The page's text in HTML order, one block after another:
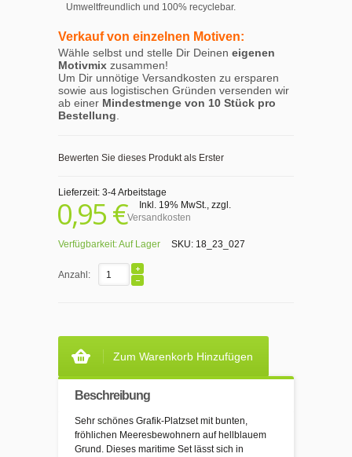
Umweltfreundlich und 100% recyclebar.
Verkauf von einzelnen Motiven:
Wähle selbst und stelle Dir Deinen eigenen
Motivmix zusammen!
Um Dir unnötige Versandkosten zu ersparen
sowie aus logistischen Gründen versenden wir
ab einer Mindestmenge von 10 Stück pro
Bestellung.
Bewerten Sie dieses Produkt als Erster
Lieferzeit: 3-4 Arbeitstage
0,95 € Inkl. 19% MwSt., zzgl.
Versandkosten
Verfügbarkeit:Auf Lager SKU: 18_23_027
Anzahl:
Zum Warenkorb Hinzufügen
Beschreibung
Sehr schönes Grafik-Platzset mit bunten,
fröhlichen Meeresbewohnern auf hellblauem
Grund. Dieses maritime Set lässt sich in